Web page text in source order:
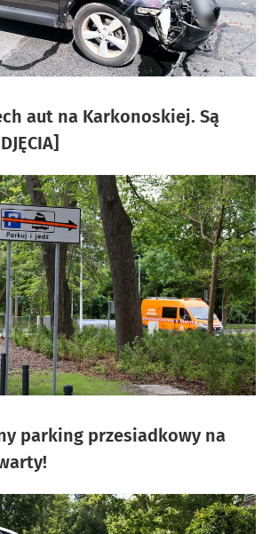
aut na Karkonoskiej. Są
parking przesiadkowy na